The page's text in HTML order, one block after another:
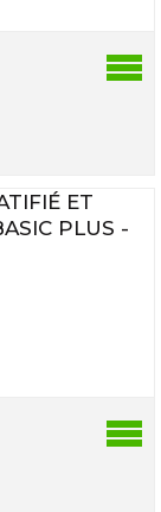
ET
PLUS -